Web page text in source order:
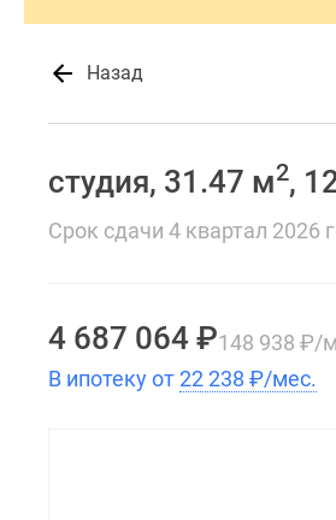
Назад
студия, 31.47 м2,
Срок сдачи 4 квартал 2026
4 687 064 ₽148 938 ₽/м
В ипотеку от22 238 ₽/мес.